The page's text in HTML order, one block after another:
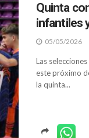
Quinta
infantiles
05/05/2026
Las
este próximo
la quinta...